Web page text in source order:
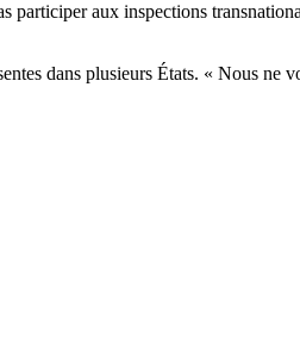
aux inspections
dans plusieurs États. « Nous ne